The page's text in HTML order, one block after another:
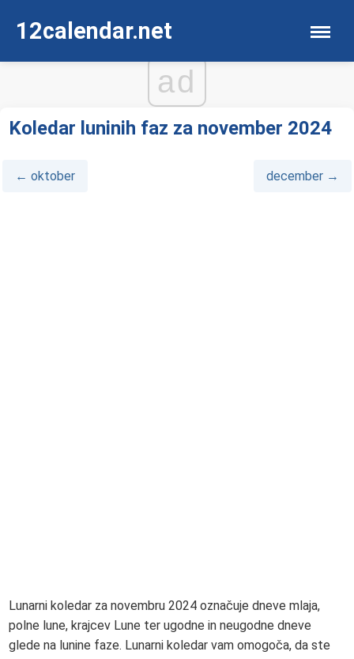
12calendar.net
ad
Koledar luninih faz za november 2024
← oktober december →
Lunarni koledar za novembru 2024 označuje dneve mlaja,
polne lune, krajcev Lune ter ugodne in neugodne dneve
glede na lunine faze. Lunarni koledar vam omogoča, da ste